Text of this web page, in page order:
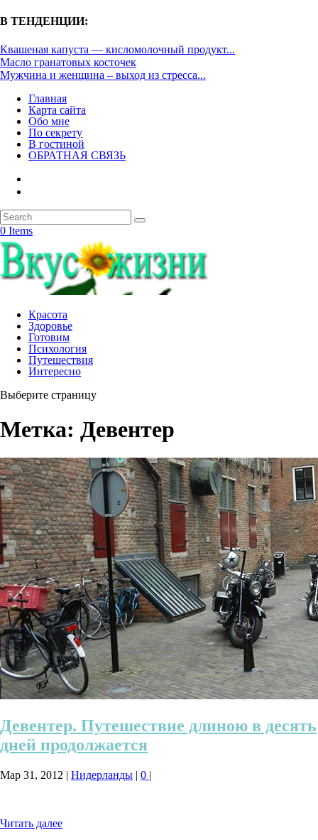
В ТЕНДЕНЦИИ:
Квашеная капуста — кисломолочный продукт...
Масло гранатовых косточек
Мужчина и женщина – выход из стресса...
Главная
Карта сайта
Обо мне
По секрету
В гостиной
ОБРАТНАЯ СВЯЗЬ
0 Items
Красота
Здоровье
Готовим
Психология
Путешествия
Интересно
Выберите страницу
Метка: Девентер
Девентер. Путешествие длиною в десять
дней продолжается
Мар 31, 2012 | Нидерланды | 0 |
Читать далее